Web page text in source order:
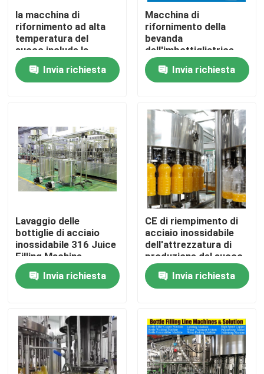
Casa
Prodotti
Giro della fabbrica
Controllo di qualità
Contattici
Notizie
macchina di rifornimento del succo
Macchina di rifornimento automatica dell'olio
la macchina di
rifornimento ad alta
temperatura del
succo include la
bottiglia che
risciacqua e che
ricopre 3 in 1
Invia richiesta
Macchina di
rifornimento della
bevanda
dell'imbottigliatrice
dell'imbottigliatrice
della macchina di
rifornimento della
0.5L
Invia richiesta
Lavaggio delle
bottiglie di acciaio
inossidabile 316 Juice
Filling Machine
20000BPH
Invia richiesta
CE di riempimento di
acciaio inossidabile
dell'attrezzatura di
produzione del succo
dell'imbottigliatrice
del succo
dell'imbottigliatrice
18000BPH 0.5l
Invia richiesta